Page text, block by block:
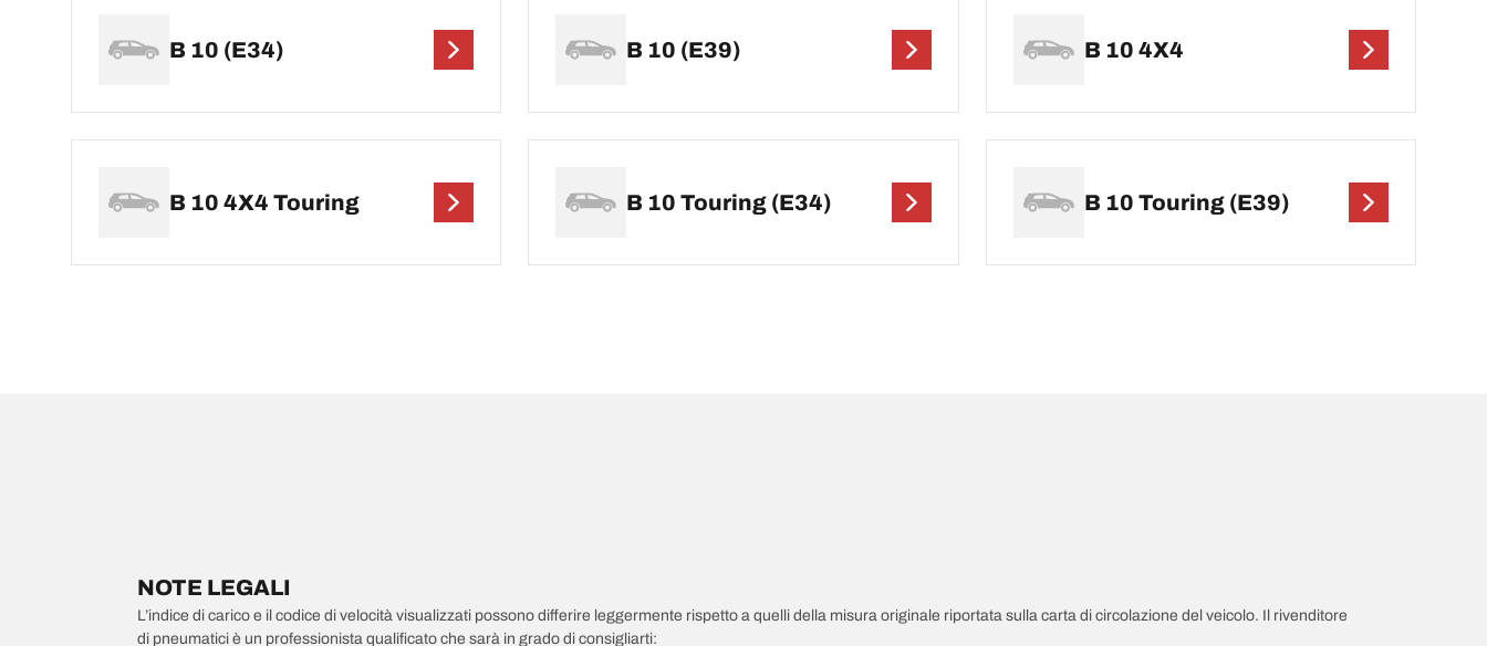
B 10 (E34) B 10 (E39) B 10 4X4
B 10 4X4 Touring B 10 Touring (E34) B 10 Touring (E39)
NOTE LEGALI
L’indice di carico e il codice di velocità visualizzati possono differire leggermente rispetto a quelli della misura originale riportata sulla carta di circolazione del veicolo. Il rivenditore
di pneumatici è un professionista qualificato che sarà in grado di consigliarti: